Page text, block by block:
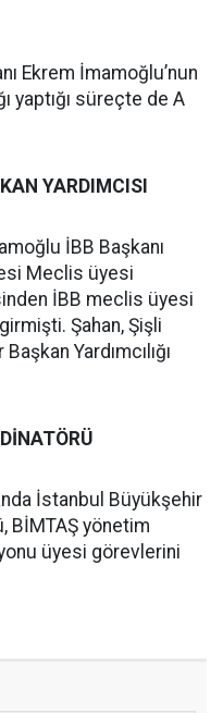
Ekrem İmamoğlu’nun
yaptığı süreçte de A
YARDIMCISI
İBB Başkanı
Meclis üyesi
İBB meclis üyesi
Şahan, Şişli
Yardımcılığı
İstanbul Büyükşehir
BİMTAŞ yönetim
üyesi görevlerini